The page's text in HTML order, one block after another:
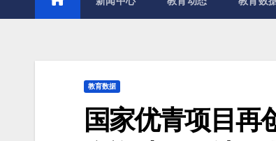
教育数据
国家优青项目